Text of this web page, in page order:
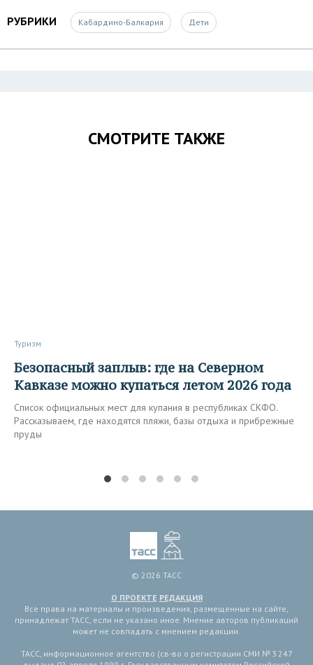
РУБРИКИ Кабардино-Балкария Дети
СМОТРИТЕ ТАКЖЕ
Туризм
Безопасный заплыв: где на Северном
Кавказе можно купаться летом 2026 года
Список официальных мест для купания в республиках СКФО.
Рассказываем, где находятся пляжи, базы отдыха и прибрежные
пруды
© 2026 ТАСС
О ПРОЕКТЕ РЕДАКЦИЯ
Все права на материалы и произведения, размещенные на сайте,
принадлежат ТАСС, если не указано иное. Мнение авторов публикаций
может не совпадать с мнением редакции.
ТАСС, информационное агентство (св-во о регистрации СМИ № 3 247